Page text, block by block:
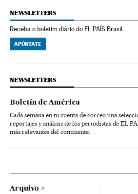
NEWSLETTERS
Receba o boletim diário do EL PAÍS Brasil
APÚNTATE
NEWSLETTERS
Boletín de América
Cada semana en tu cuenta de correo una
reportajes y análisis de los periodistas de EL
más relevantes del continente.
Arquivo